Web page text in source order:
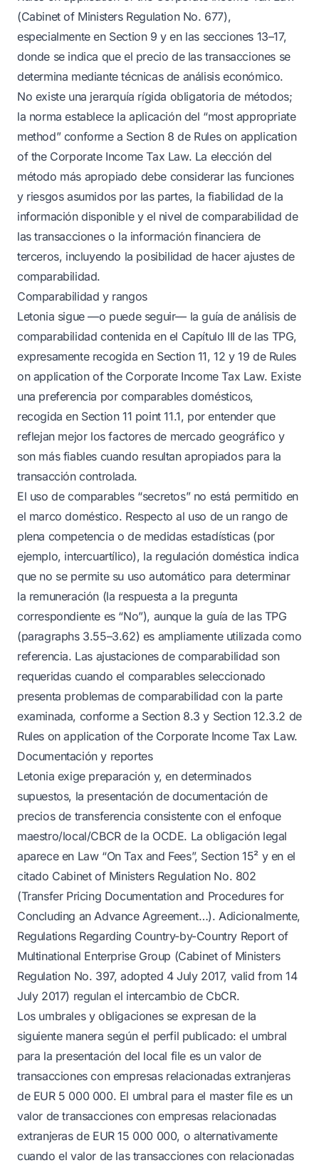
(Cabinet of Ministers Regulation No. 677),
especialmente en Section 9 y en las secciones 13–17,
donde se indica que el precio de las transacciones se
determina mediante técnicas de análisis económico.
No existe una jerarquía rígida obligatoria de métodos;
la norma establece la aplicación del “most appropriate
method” conforme a Section 8 de Rules on application
of the Corporate Income Tax Law. La elección del
método más apropiado debe considerar las funciones
y riesgos asumidos por las partes, la fiabilidad de la
información disponible y el nivel de comparabilidad de
las transacciones o la información financiera de
terceros, incluyendo la posibilidad de hacer ajustes de
comparabilidad.
Comparabilidad y rangos
Letonia sigue —o puede seguir— la guía de análisis de
comparabilidad contenida en el Capítulo III de las TPG,
expresamente recogida en Section 11, 12 y 19 de Rules
on application of the Corporate Income Tax Law. Existe
una preferencia por comparables domésticos,
recogida en Section 11 point 11.1, por entender que
reflejan mejor los factores de mercado geográfico y
son más fiables cuando resultan apropiados para la
transacción controlada.
El uso de comparables “secretos” no está permitido en
el marco doméstico. Respecto al uso de un rango de
plena competencia o de medidas estadísticas (por
ejemplo, intercuartílico), la regulación doméstica indica
que no se permite su uso automático para determinar
la remuneración (la respuesta a la pregunta
correspondiente es “No”), aunque la guía de las TPG
(paragraphs 3.55–3.62) es ampliamente utilizada como
referencia. Las ajustaciones de comparabilidad son
requeridas cuando el comparables seleccionado
presenta problemas de comparabilidad con la parte
examinada, conforme a Section 8.3 y Section 12.3.2 de
Rules on application of the Corporate Income Tax Law.
Documentación y reportes
Letonia exige preparación y, en determinados
supuestos, la presentación de documentación de
precios de transferencia consistente con el enfoque
maestro/local/CBCR de la OCDE. La obligación legal
aparece en Law “On Tax and Fees”, Section 15² y en el
citado Cabinet of Ministers Regulation No. 802
(Transfer Pricing Documentation and Procedures for
Concluding an Advance Agreement…). Adicionalmente,
Regulations Regarding Country-by-Country Report of
Multinational Enterprise Group (Cabinet of Ministers
Regulation No. 397, adopted 4 July 2017, valid from 14
July 2017) regulan el intercambio de CbCR.
Los umbrales y obligaciones se expresan de la
siguiente manera según el perfil publicado: el umbral
para la presentación del local file es un valor de
transacciones con empresas relacionadas extranjeras
de EUR 5 000 000. El umbral para el master file es un
valor de transacciones con empresas relacionadas
extranjeras de EUR 15 000 000, o alternativamente
cuando el valor de las transacciones con relacionadas